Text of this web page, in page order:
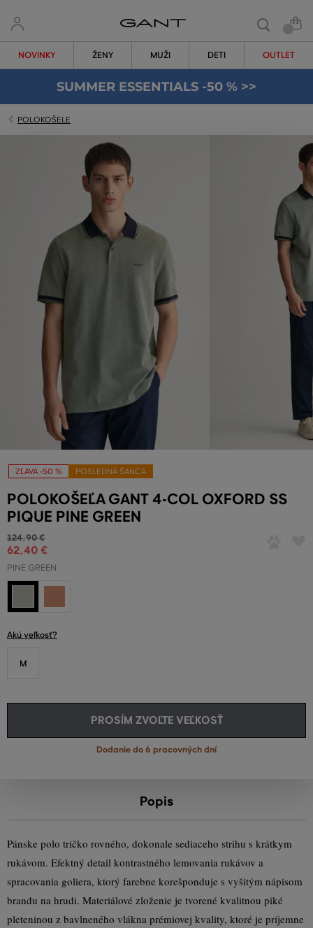
NOVINKY ŽENY MUŽI DETI OUTLET
SUMMER ESSENTIALS -50 % >>
POLOKOŠELE
ZĽAVA -50 % POSLEDNÁ ŠANCA
POLOKOŠEĽA GANT 4-COL OXFORD SS
PIQUE PINE GREEN
124,90 €
62,40 €
PINE GREEN
Akú veľkosť?
M
PROSÍM ZVOĽTE VEĽKOSŤ
Dodanie do 6 pracovných dní
Popis
Pánske polo tričko rovného, dokonale sediaceho strihu s krátkym
rukávom. Efektný detail kontrastného lemovania rukávov a
spracovania goliera, ktorý farebne korešponduje s vyšitým nápisom
brandu na hrudi. Materiálové zloženie je tvorené kvalitnou piké
pleteninou z bavlneného vlákna prémiovej kvality, ktoré je príjemne